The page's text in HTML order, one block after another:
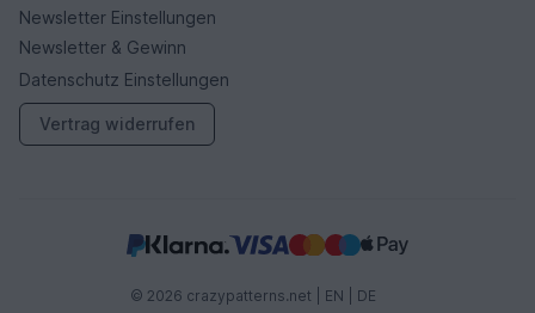
Newsletter Einstellungen
Newsletter & Gewinn
Datenschutz Einstellungen
Vertrag widerrufen
© 2026 crazypatterns.net | EN DE